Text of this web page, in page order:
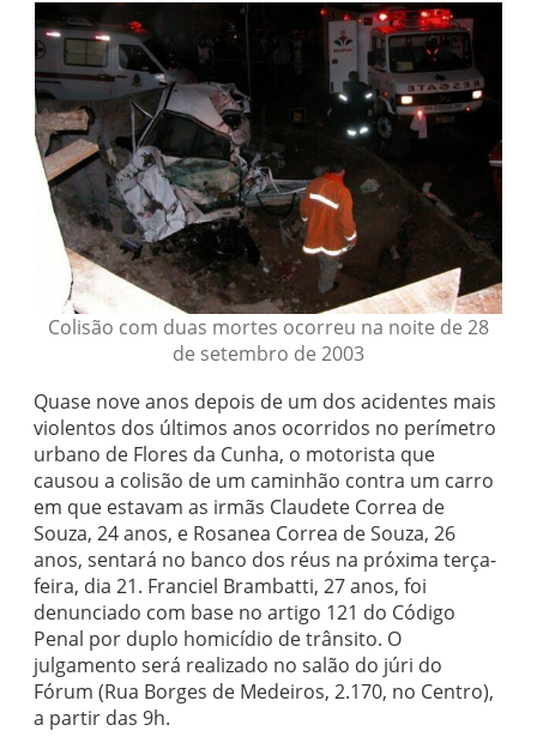
Colisão com duas mortes ocorreu na noite de 28
de setembro de 2003
Quase nove anos depois de um dos acidentes mais
violentos dos últimos anos ocorridos no perímetro
urbano de Flores da Cunha, o motorista que
causou a colisão de um caminhão contra um carro
em que estavam as irmãs Claudete Correa de
Souza, 24 anos, e Rosanea Correa de Souza, 26
anos, sentará no banco dos réus na próxima terça-
feira, dia 21. Franciel Brambatti, 27 anos, foi
denunciado com base no artigo 121 do Código
Penal por duplo homicídio de trânsito. O
julgamento será realizado no salão do júri do
Fórum (Rua Borges de Medeiros, 2.170, no Centro),
a partir das 9h.